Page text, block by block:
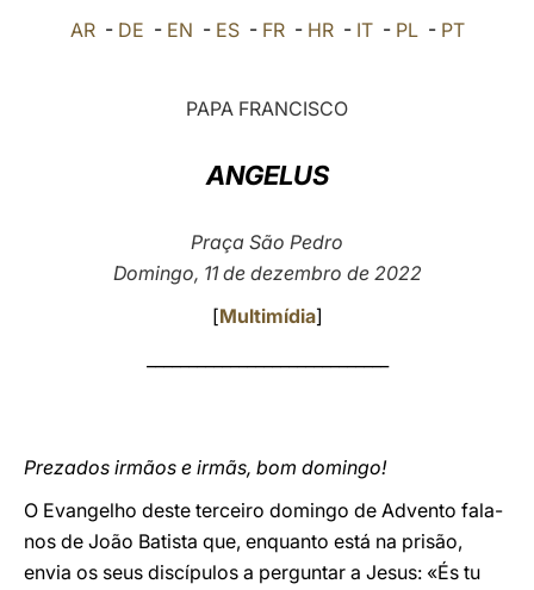
AR- DE - EN - ES- FR- HR- IT- PL- PT
PAPA FRANCISCO
ANGELUS
Praça São Pedro
Domingo, 11 de dezembro de 2022
[Multimídia]
Prezados irmãos e irmãs, bom domingo!
O Evangelho deste terceiro domingo de Advento fala-
nos de João Batista que, enquanto está na prisão,
envia os seus discípulos a perguntar a Jesus: «És tu